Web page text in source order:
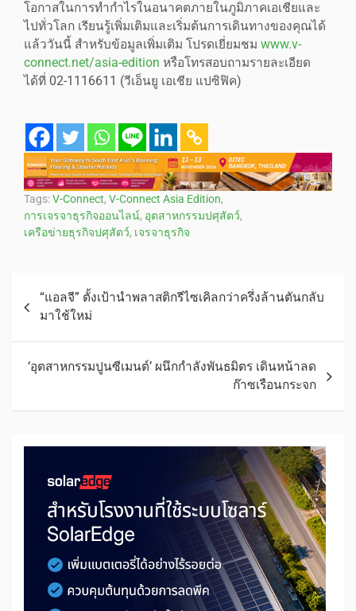
โอกาสในการทำกำไรในอนาคตภายในภูมิภาคเอเชียและ
ไปทั่วโลก เรียนรู้เพิ่มเติมและเริ่มต้นการเดินทางของคุณได้
แล้ววันนี้ สำหรับข้อมูลเพิ่มเติม โปรดเยี่ยมชม www.v-
connect.net/asia-edition หรือโทรสอบถามรายละเอียด
ได้ที่ 02-1116611 (วีเอ็นยู เอเชีย แปซิฟิค)
Tags:V-Connect, V-Connect Asia Edition,
การเจรจาธุรกิจออนไลน์, อุตสาหกรรมปศุสัตว์,
เครือข่ายธุรกิจปศุสัตว์, เจรจาธุรกิจ
“แอลจี” ตั้งเป้านำพลาสติกรีไซเคิลกว่าครึ่งล้านตันกลับ
มาใช้ใหม่
‘อุตสาหกรรมปูนซีเมนต์’ ผนึกกำลังพันธมิตร เดินหน้าลด
ก๊าซเรือนกระจก